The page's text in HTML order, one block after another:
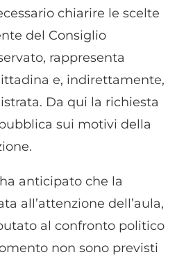
chiarire le scelte
del Consiglio
rappresenta
e, indirettamente,
Da qui la richiesta
sui motivi della
anticipato che la
all’attenzione dell’aula,
al confronto politico
non sono previsti